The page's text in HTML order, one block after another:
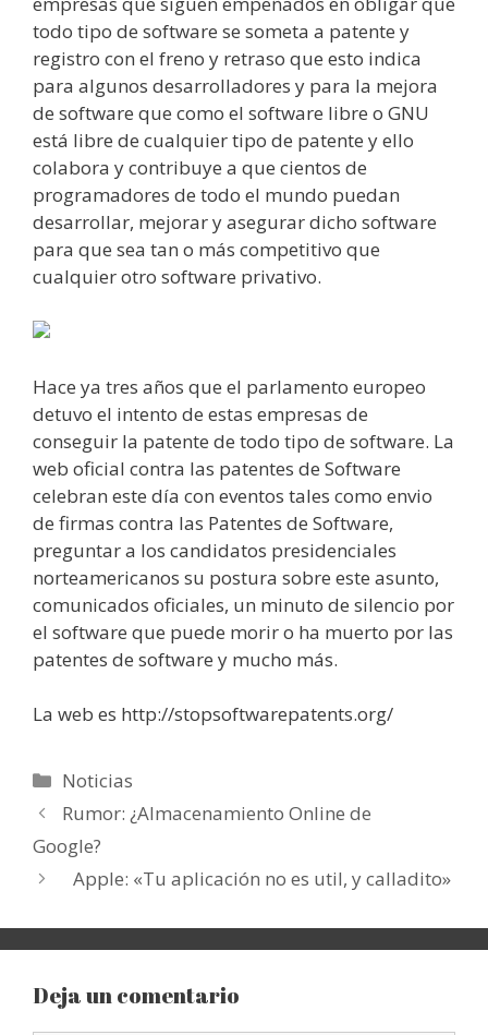
todo tipo de software se someta a patente y
registro con el freno y retraso que esto indica
para algunos desarrolladores y para la mejora
de software que como el software libre o GNU
está libre de cualquier tipo de patente y ello
colabora y contribuye a que cientos de
programadores de todo el mundo puedan
desarrollar, mejorar y asegurar dicho software
para que sea tan o más competitivo que
cualquier otro software privativo.
Hace ya tres años que el parlamento europeo
detuvo el intento de estas empresas de
conseguir la patente de todo tipo de software. La
web oficial contra las patentes de Software
celebran este día con eventos tales como envio
de firmas contra las Patentes de Software,
preguntar a los candidatos presidenciales
norteamericanos su postura sobre este asunto,
comunicados oficiales, un minuto de silencio por
el software que puede morir o ha muerto por las
patentes de software y mucho más.
La web es http://stopsoftwarepatents.org/
Categorías
Noticias
Rumor: ¿Almacenamiento Online de
Google?
Apple: «Tu aplicación no es util, y calladito»
Deja un comentario